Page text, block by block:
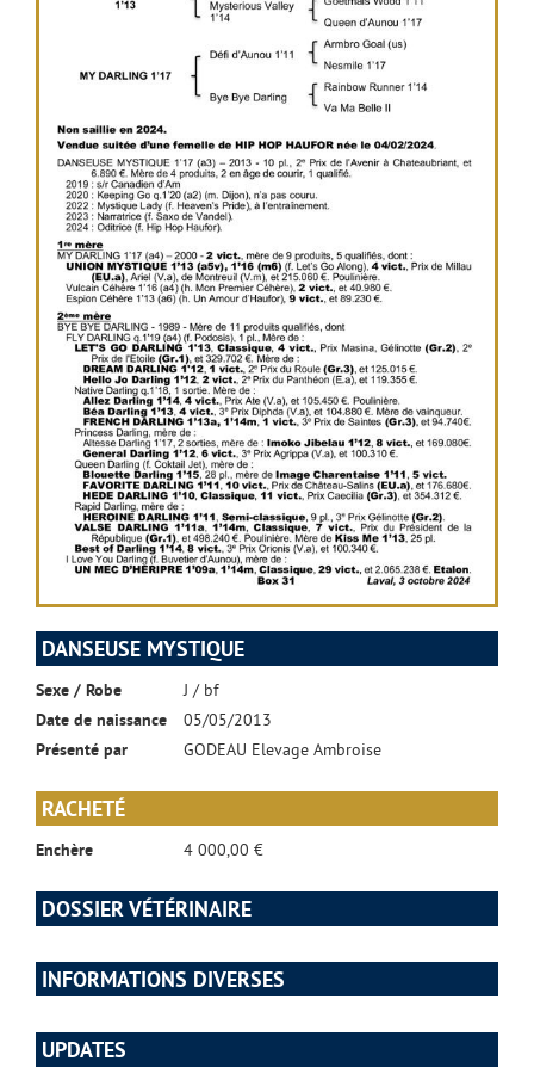
DANSEUSE MYSTIQUE
Sexe / Robe
J / bf
Date de naissance
05/05/2013
Présenté par
GODEAU Elevage Ambroise
RACHETÉ
Enchère 4 000,00 €
DOSSIER VÉTÉRINAIRE
INFORMATIONS DIVERSES
UPDATES